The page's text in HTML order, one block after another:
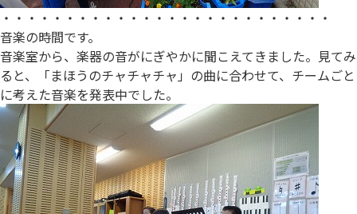
・・・・・・・・・・・・・・・・・・・・・・・・・・
音楽の時間です。
音楽室から、楽器の音がにぎやかに聞こえてきました。見てみ
ると、「まほうのチャチャチャ」の曲に合わせて、チームごと
に考えた音楽を発表中でした。